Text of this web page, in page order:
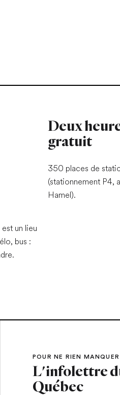
un lieu
bus :
Deux
gratuit
350 places de
(stationnement P4,
Hamel).
POUR NE RIEN MANQUER
L'infolettre
Québec